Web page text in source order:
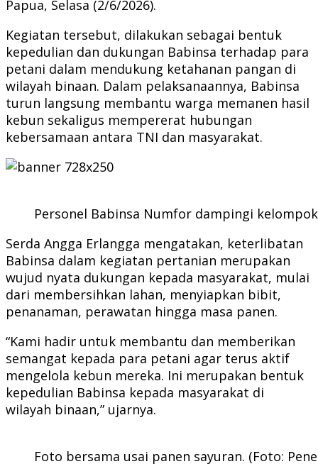
Papua, Selasa (2/6/2026).
Kegiatan tersebut, dilakukan sebagai bentuk
kepedulian dan dukungan Babinsa terhadap para
petani dalam mendukung ketahanan pangan di
wilayah binaan. Dalam pelaksanaannya, Babinsa
turun langsung membantu warga memanen hasil
kebun sekaligus mempererat hubungan
kebersamaan antara TNI dan masyarakat.
Personel Babinsa Numfor dampingi
Serda Angga Erlangga mengatakan, keterlibatan
Babinsa dalam kegiatan pertanian merupakan
wujud nyata dukungan kepada masyarakat, mulai
dari membersihkan lahan, menyiapkan bibit,
penanaman, perawatan hingga masa panen.
“Kami hadir untuk membantu dan memberikan
semangat kepada para petani agar terus aktif
mengelola kebun mereka. Ini merupakan bentuk
kepedulian Babinsa kepada masyarakat di
wilayah binaan,” ujarnya.
Foto bersama usai panen sayuran. (Foto: